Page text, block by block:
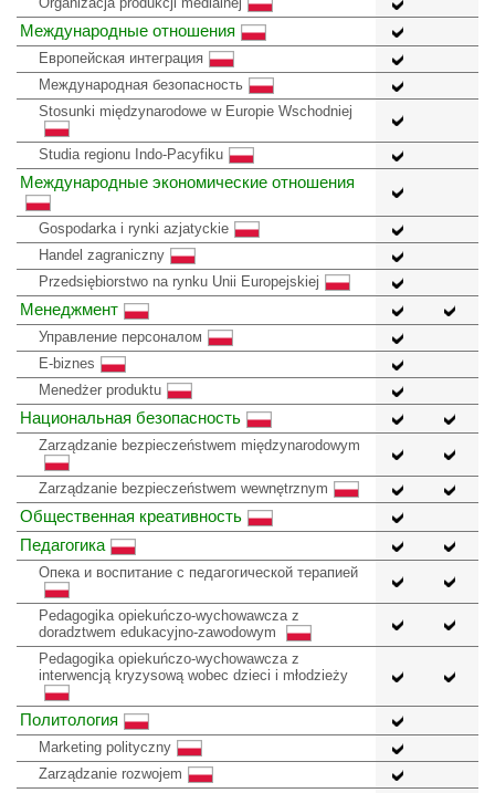
Международные отношения
Европейская интеграция
Международная безопасность
Stosunki międzynarodowe w Europie Wschodniej
Studia regionu Indo-Pacyfiku
Международные экономические отношения
Gospodarka i rynki azjatyckie
Handel zagraniczny
Przedsiębiorstwo na rynku Unii Europejskiej
Менеджмент
Управление персоналом
E-biznes
Menedżer produktu
Национальная безопасность
Zarządzanie bezpieczeństwem międzynarodowym
Zarządzanie bezpieczeństwem wewnętrznym
Общественная креативность
Педагогика
Опека и воспитание с педагогической терапией
Pedagogika opiekuńczo-wychowawcza z
doradztwem edukacyjno-zawodowym
Pedagogika opiekuńczo-wychowawcza z
interwencją kryzysową wobec dzieci i młodzieży
Политология
Marketing polityczny
Zarządzanie rozwojem